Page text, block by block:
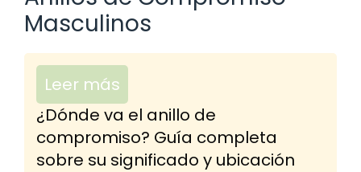
Masculinos
Leer más
¿Dónde va el anillo de
compromiso? Guía completa
sobre su significado y ubicación